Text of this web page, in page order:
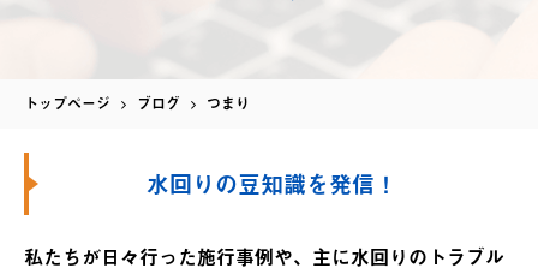
トップページ ブログ つまり
水回りの豆知識を発信！
私たちが日々行った施行事例や、主に水回りのトラブル